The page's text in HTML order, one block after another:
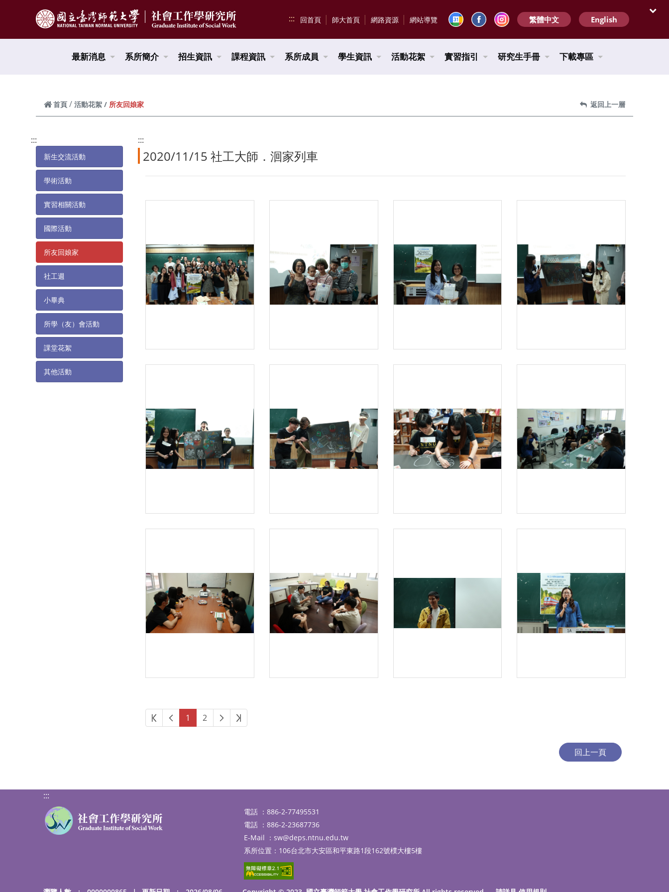
::: 回首頁 師大首頁 網路資源 網站導覽 繁體中文 English
最新消息 系所簡介 招生資訊 課程資訊 系所成員 學生資訊 活動花絮 實習指引 研究生手冊 下載專區
首頁 活動花絮 所友回娘家 返回上一層
:::
新生交流活動
學術活動
實習相關活動
國際活動
所友回娘家
社工週
小畢典
所學（友）會活動
課堂花絮
其他活動
:::
2020/11/15 社工大師．洄家列車
第一頁上一頁
1 2 下一頁最後頁
:::
電話 ：886-2-77495531
電話 ：886-2-23687736
E-Mail ： sw@deps.ntnu.edu.tw
系所位置：106台北市大安區和平東路1段162號樸大樓5樓